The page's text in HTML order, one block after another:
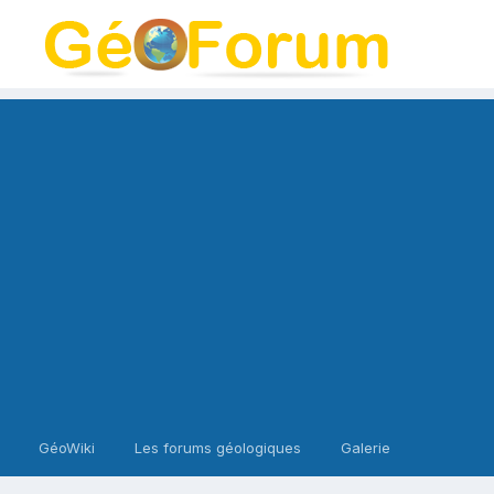
GéoWiki Les forums géologiques Galerie